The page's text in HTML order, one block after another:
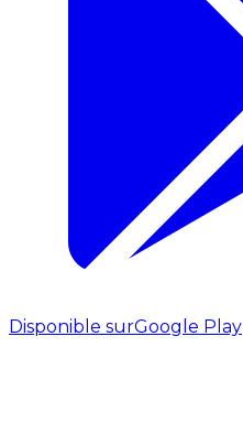
Disponible surGoogle Play